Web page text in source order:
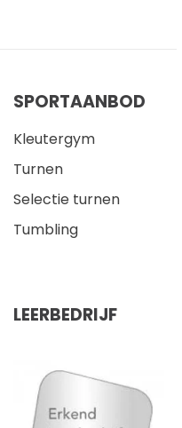
SPORTAANBOD
Kleutergym
Turnen
Selectie turnen
Tumbling
LEERBEDRIJF